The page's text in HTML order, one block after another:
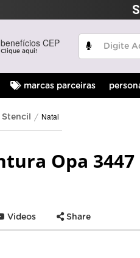
benefícios CEP
Clique aqui!
marcas parceiras
Stencil Natal
Opa
Videos
Share